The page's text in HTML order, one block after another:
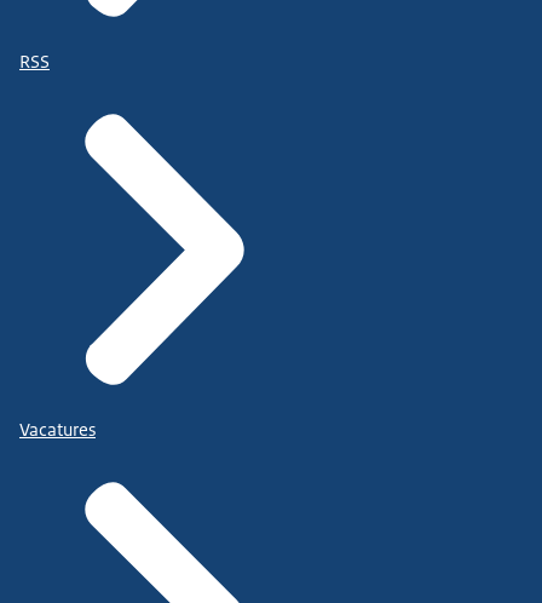
RSS
Vacatures